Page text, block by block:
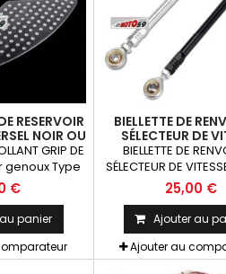
RESERVOIR
NOIR OU
GRIP DE
genoux Type
NOIR OU
€
panier
BIELLETTE DE
SÉLECTEUR DE
SHIFTER TIGE
BIELLETTE DE
SÉLECTEUR DE
TIGE UNIVERSEL
25,00 €
Ajouter au
Ajouter au